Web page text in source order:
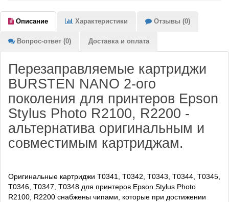
Описание Характеристики Отзывы (0)
Вопрос-ответ (0) Доставка и оплата
Перезаправляемые картриджи
BURSTEN NANO 2-ого
поколения для принтеров Epson
Stylus Photo R2100, R2200 -
альтернатива оригинальным и
совместимым картриджам.
Оригинальные картриджи T0341, T0342, T0343, T0344, T0345,
T0346, T0347, T0348 для принтеров Epson Stylus Photo
R2100, R2200 снабжены чипами, которые при достижении